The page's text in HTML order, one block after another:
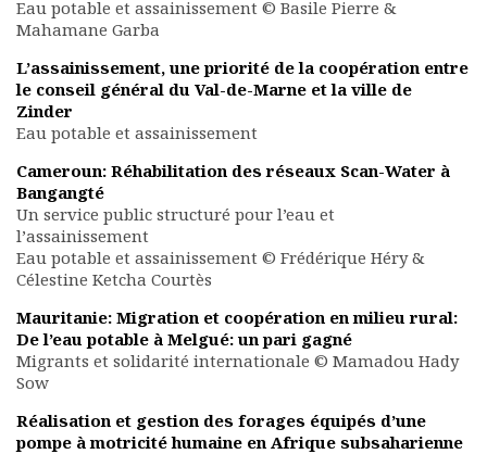
Dîners débats
Concours vidéo
Matinales
Nos partenaires
Publications et rapports
Documents
Les adhérents
Annuaire
Offres d’emploi
Forum
Actualités
Nous contacter
Eau potable et assainissement © Basile Pierre &
Mahamane Garba
L’assainissement, une priorité de la coopération entre
le conseil général du Val-de-Marne et la ville de
Zinder
Eau potable et assainissement
Cameroun: Réhabilitation des réseaux Scan-Water à
Bangangté
Un service public structuré pour l’eau et
l’assainissement
Eau potable et assainissement © Frédérique Héry &
Célestine Ketcha Courtès
Mauritanie: Migration et coopération en milieu rural:
De l’eau potable à Melgué: un pari gagné
Migrants et solidarité internationale © Mamadou Hady
Sow
Réalisation et gestion des forages équipés d’une
pompe à motricité humaine en Afrique subsaharienne